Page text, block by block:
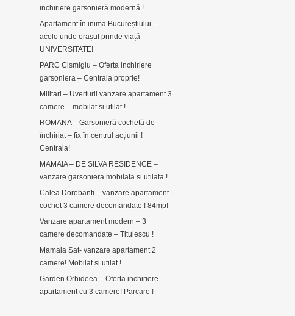
inchiriere garsonieră modernă !
Apartament în inima Bucureștiului –
acolo unde orașul prinde viață-
UNIVERSITATE!
PARC Cismigiu – Oferta inchiriere
garsoniera – Centrala proprie!
Militari – Uverturii vanzare apartament 3
camere – mobilat si utilat !
ROMANA – Garsonieră cochetă de
închiriat – fix în centrul acțiunii !
Centrala!
MAMAIA – DE SILVA RESIDENCE –
vanzare garsoniera mobilata si utilata !
Calea Dorobanti – vanzare apartament
cochet 3 camere decomandate ! 84mp!
Vanzare apartament modern – 3
camere decomandate – Titulescu !
Mamaia Sat- vanzare apartament 2
camere! Mobilat si utilat !
Garden Orhideea – Oferta inchiriere
apartament cu 3 camere! Parcare !